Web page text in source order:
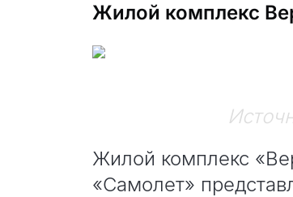
Жилой комплекс
Жилой комплекс
«Самолет»